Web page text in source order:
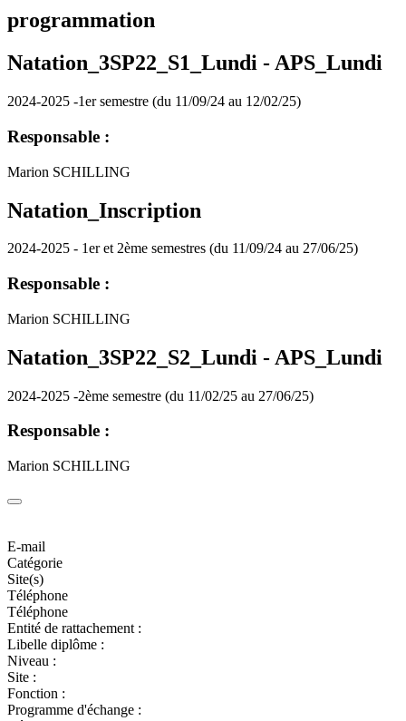
programmation
Natation_3SP22_S1_Lundi -APS_Lundi
2024-2025 -1er semestre (du 11/09/24 au 12/02/25)
Responsable :
Marion SCHILLING
Natation_Inscription
2024-2025 - 1er et 2ème semestres (du 11/09/24 au 27/06/25)
Responsable :
Marion SCHILLING
Natation_3SP22_S2_Lundi - APS_Lundi
2024-2025 -2ème semestre (du 11/02/25 au 27/06/25)
Responsable :
Marion SCHILLING
E-mail
Catégorie
Site(s)
Téléphone
Téléphone
Entité de rattachement :
Libelle diplôme :
Niveau :
Site :
Fonction :
Programme d'échange :